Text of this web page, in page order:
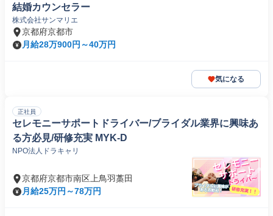
結婚カウンセラー
株式会社サンマリエ
京都府京都市
月給28万900円～40万円
気になる
正社員
セレモニーサポートドライバー/ブライダル業界に興味あ
る方必見/研修充実 MYK-D
NPO法人ドラキャリ
京都府京都市南区上鳥羽藁田
月給25万円～78万円